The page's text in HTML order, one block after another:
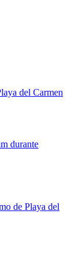
del Carmen
durante
de Playa del